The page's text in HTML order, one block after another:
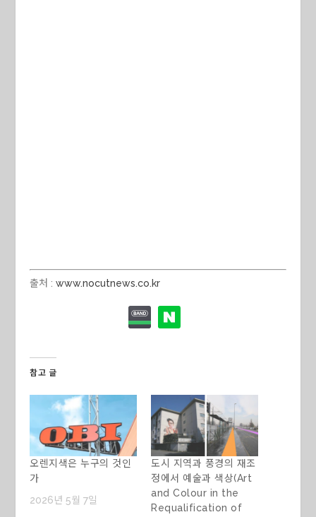
출처 :www.nocutnews.co.kr
참고 글
오렌지색은 누구의 것인
가
2026년 5월 7일
도시 지역과 풍경의 재조
정에서 예술과 색상(Art
and Colour in the
Requalification of